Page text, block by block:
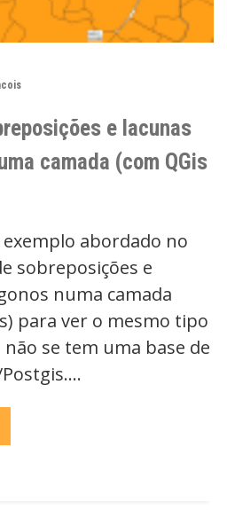
e lacunas
camada (com QGis
abordado no
sobreposições e
numa camada
para ver o mesmo tipo
se tem uma base de